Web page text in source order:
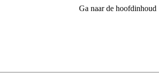
Ga naar de hoofdinhoud